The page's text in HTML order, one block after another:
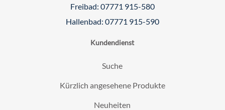
Freibad: 07771 915-580
Hallenbad: 07771 915-590
Kundendienst
Suche
Kürzlich angesehene Produkte
Neuheiten